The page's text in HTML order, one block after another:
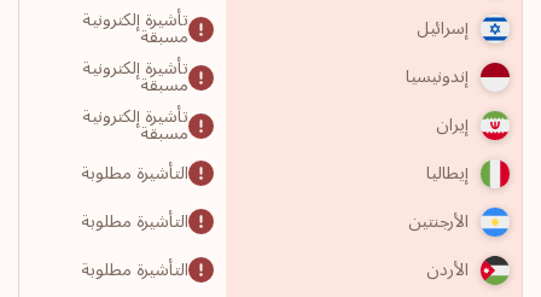
إسرائيل
تأشيرة إلكترونية
مسبقة
إندونيسيا
تأشيرة إلكترونية
مسبقة
إيران
تأشيرة إلكترونية
مسبقة
إيطاليا
التأشيرة مطلوبة
الأرجنتين
التأشيرة مطلوبة
الأردن
التأشيرة مطلوبة